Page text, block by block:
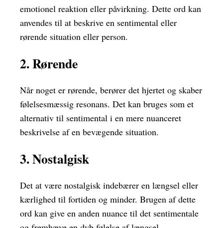
emotionel reaktion eller påvirkning. Dette ord kan
anvendes til at beskrive en sentimental eller
rørende situation eller person.
2. Rørende
Når noget er rørende, berører det hjertet og skaber
følelsesmæssig resonans. Det kan bruges som et
alternativ til sentimental i en mere nuanceret
beskrivelse af en bevægende situation.
3. Nostalgisk
Det at være nostalgisk indebærer en længsel eller
kærlighed til fortiden og minder. Brugen af dette
ord kan give en anden nuance til det sentimentale